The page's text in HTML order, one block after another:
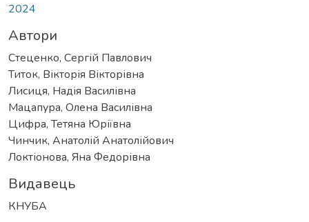
2024
Автори
Стеценко, Сергій Павлович
Титок, Вікторія Вікторівна
Лисиця, Надія Василівна
Мацапура, Олена Василівна
Цифра, Тетяна Юріївна
Чинчик, Анатолій Анатолійович
Локтіонова, Яна Федорівна
Видавець
КНУБА